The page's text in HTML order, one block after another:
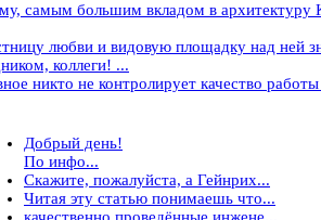
самым большим вкладом в архитектуру
любви и видовую площадку над ней
коллеги! ...
никто не контролирует качество
Добрый день!
По инфо...
Скажите, пожалуйста, а Гейнрих...
Читая эту статью понимаешь что...